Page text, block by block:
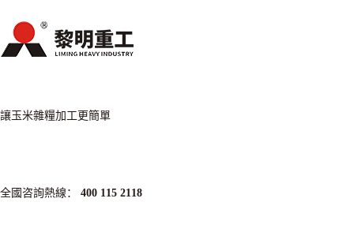
讓玉米雜糧加工更簡單
全國咨詢熱線： 400 115 2118